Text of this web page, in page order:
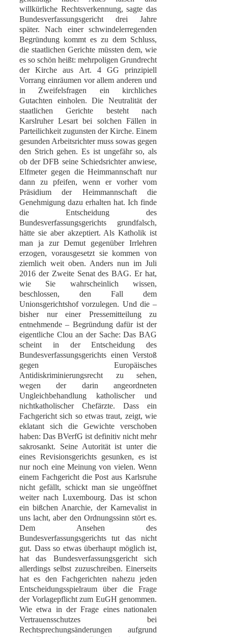
willkürliche Rechtsverkennung, sagte das
Bundesverfassungsgericht drei Jahre
später. Nach einer schwindelerregenden
Begründung kommt es zu dem Schluss,
die staatlichen Gerichte müssten dem, wie
es so schön heißt: mehrpoligen Grundrecht
der Kirche aus Art. 4 GG prinzipiell
Vorrang einräumen vor allem anderen und
in Zweifelsfragen ein kirchliches
Gutachten einholen. Die Neutralität der
staatlichen Gerichte besteht nach
Karslruher Lesart bei solchen Fällen in
Parteilichkeit zugunsten der Kirche. Einem
gesunden Arbeitsrichter muss sowas gegen
den Strich gehen. Es ist ungefähr so, als
ob der DFB seine Schiedsrichter anwiese,
Elfmeter gegen die Heimmannschaft nur
dann zu pfeifen, wenn er vorher vom
Präsidium der Heimmannschaft die
Genehmigung dazu erhalten hat. Ich finde
die Entscheidung des
Bundesverfassungsgerichts grundfalsch,
hätte sie aber akzeptiert. Als Katholik ist
man ja zur Demut gegenüber Irrlehren
erzogen, vorausgesetzt sie kommen von
ziemlich weit oben. Anders nun im Juli
2016 der Zweite Senat des BAG. Er hat,
wie Sie wahrscheinlich wissen,
beschlossen, den Fall dem
Unionsgerichtshof vorzulegen. Und die –
bisher nur einer Pressemitteilung zu
entnehmende – Begründung dafür ist der
eigentliche Clou an der Sache: Das BAG
scheint in der Entscheidung des
Bundesverfassungsgerichts einen Verstoß
gegen Europäisches
Antidiskriminierungsrecht zu sehen,
wegen der darin angeordneten
Ungleichbehandlung katholischer und
nichtkatholischer Chefärzte. Dass ein
Fachgericht sich so etwas traut, zeigt, wie
eklatant sich die Gewichte verschoben
haben: Das BVerfG ist definitiv nicht mehr
sakrosankt. Seine Autorität ist unter die
eines Revisionsgerichts gesunken, es ist
nur noch eine Meinung von vielen. Wenn
einem Fachgericht die Post aus Karlsruhe
nicht gefällt, schickt man sie ungeöffnet
weiter nach Luxembourg. Das ist schon
ein bißchen Anarchie, der Karnevalist in
uns lacht, aber den Ordnungssinn stört es.
Dem Ansehen des
Bundesverfassungsgerichts tut das nicht
gut. Dass so etwas überhaupt möglich ist,
hat das Bundesverfassungsgericht sich
allerdings selbst zuzuschreiben. Einerseits
hat es den Fachgerichten nahezu jeden
Entscheidungsspielraum über die Frage
der Vorlagepflicht zum EuGH genommen.
Wie etwa in der Frage eines nationalen
Vertrauensschutzes bei
Rechtsprechungsänderungen aufgrund